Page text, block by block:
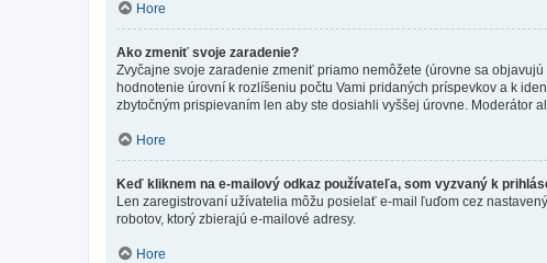
Hore
Ako zmeniť svoje zaradenie?
Zvyčajne svoje zaradenie zmeniť priamo nemôžete (úrovne sa
hodnotenie úrovní k rozlíšeniu počtu Vami pridaných príspevkov a k
zbytočným prispievaním len aby ste dosiahli vyššej úrovne. Moderátor
Hore
Keď kliknem na e-mailový odkaz používateľa, som vyzvaný k
Len zaregistrovaní užívatelia môžu posielať e-mail ľuďom cez
robotov, ktorý zbierajú e-mailové adresy.
Hore